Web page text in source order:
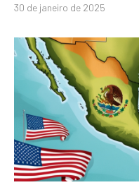
30 de janeiro de 2025